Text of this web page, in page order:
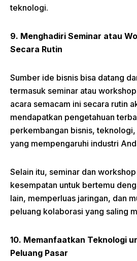
teknologi.
9. Menghadiri Seminar atau
Secara Rutin
Sumber ide bisnis bisa datang
termasuk seminar atau
acara semacam ini secara rutin
mendapatkan pengetahuan
perkembangan bisnis,
yang mempengaruhi industri
Selain itu, seminar dan
kesempatan untuk bertemu
lain, memperluas jaringan, dan
peluang kolaborasi yang saling
10. Memanfaatkan Teknologi
Peluang Pasar